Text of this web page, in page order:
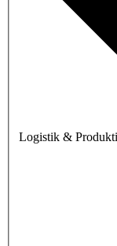
Logistik &